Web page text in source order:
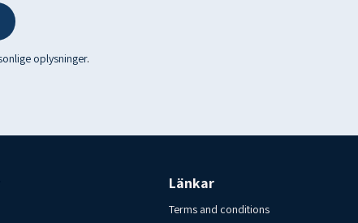
of Nóa & Síríus ehf
in a dry, cool place (15-20 ° C).
i Varberg AB 00-46-70-6209920
oplysninger.
Länkar
Terms and conditions